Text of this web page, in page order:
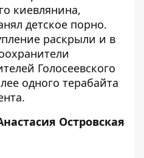
киевлянина,
детское порно.
раскрыли и в
Голосеевского
одного терабайта
.
Островская